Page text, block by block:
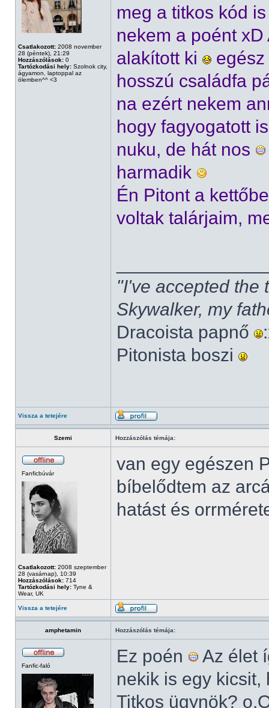
Csatlakozott: 2008 november
28 (péntek), 21:29
Hozzászólások: 0
Tartózkodási hely: Szolnok city,
ágyamon, laptoppal az
ölemben^^ <3
meg a titkos kód
nekem a poént
alakított ki
hosszú családfa
na ezért nekem
hogy fagyogatott
nuku, de hát nos
harmadik
Én Pitont a
voltak talárjaim,
"I've accepted the
Skywalker, my
Dracoista papnő
Pitonista boszi
Vissza a tetejére
Szemi Hozzászólás témája:
Fanficbúvár
Csatlakozott: 2008 szeptember
28 (vasárnap), 10:39
Hozzászólások: 714
Tartózkodási hely: Tyne &
Wear, UK
van egy egészen
bíbelődtem az
hatást és
Vissza a tetejére
amphetamin Hozzászólás témája:
Fanfic-faló Ez poén
Az élet
nekik is egy
Titkos ügynök?